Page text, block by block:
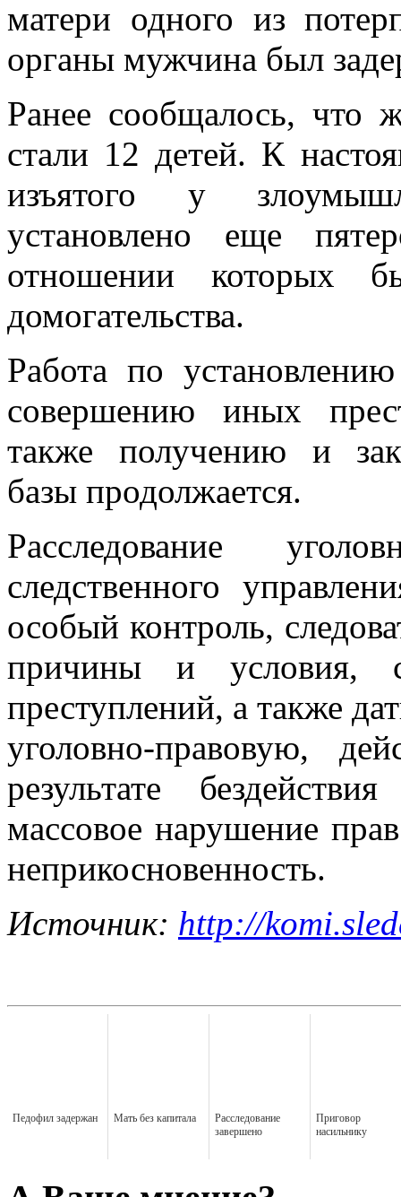
матери одного из
органы мужчина был
Ранее сообщалось, что
стали 12 детей. К
изъятого у
установлено еще
отношении которых
домогательства.
Работа по
совершению иных
также получению и
базы продолжается.
Расследование
следственного
особый контроль,
причины и условия,
преступлений, а также
уголовно-правовую,
результате
массовое нарушение
неприкосновенность.
Источник: http://
Педофил задержан Мать без капитала
Расследование
завершено
Приговор
насильнику